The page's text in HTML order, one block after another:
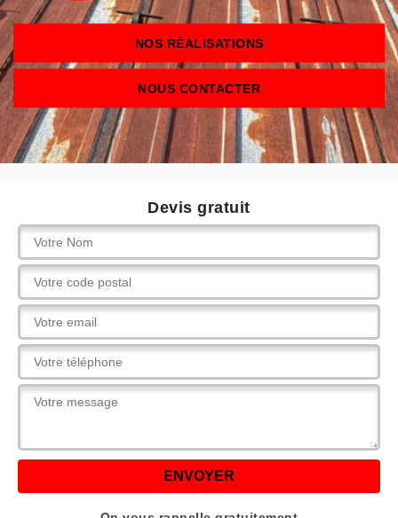
NOS RÉALISATIONS
NOUS CONTACTER
Devis gratuit